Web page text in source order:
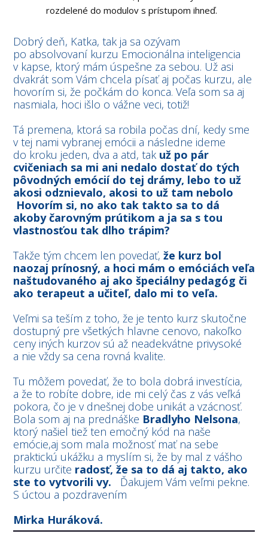
rozdelené do modulov s prístupom ihneď.
Dobrý deň, Katka, tak ja sa ozývam
po absolvovaní kurzu Emocionálna inteligencia
v kapse, ktorý mám úspešne za sebou. Už asi
dvakrát som Vám chcela písať aj počas kurzu, ale
hovorím si, že počkám do konca. Veľa som sa aj
nasmiala, hoci išlo o vážne veci, totiž!
Tá premena, ktorá sa robila počas dní, kedy sme
v tej nami vybranej emócii a následne ideme
do kroku jeden, dva a atd, tak už po pár
cvičeniach sa mi ani nedalo dostať do tých
pôvodných emócií do tej drámy, lebo to už
akosi odznievalo, akosi to už tam nebolo
Hovorím si, no ako tak takto sa to dá
akoby čarovným prútikom a ja sa s tou
vlastnosťou tak dlho trápim?
Takže tým chcem len povedať, že kurz bol
naozaj prínosný, a hoci mám o emóciách veľa
naštudovaného aj ako špeciálny pedagóg či
ako terapeut a učiteľ, dalo mi to veľa.
Veľmi sa teším z toho, že je tento kurz skutočne
dostupný pre všetkých hlavne cenovo, nakoľko
ceny iných kurzov sú až neadekvátne privysoké
a nie vždy sa cena rovná kvalite.
Tu môžem povedať, že to bola dobrá investícia,
a že to robíte dobre, ide mi celý čas z vás veľká
pokora, čo je v dnešnej dobe unikát a vzácnosť.
Bola som aj na prednáške Bradlyho Nelsona,
ktorý našiel tiež ten emočný kód na naše
emócie,aj som mala možnosť mať na sebe
praktickú ukážku a myslím si, že by mal z vášho
kurzu určite radosť, že sa to dá aj takto, ako
ste to vytvorili vy. Ďakujem Vám veľmi pekne.
S úctou a pozdravením
Mirka Huráková.